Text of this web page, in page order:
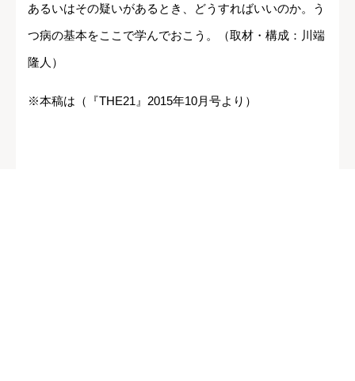
あるいはその疑いがあるとき、どうすればいいのか。う
つ病の基本をここで学んでおこう。（取材・構成：川端
隆人）
※本稿は（『THE21』2015年10月号より）